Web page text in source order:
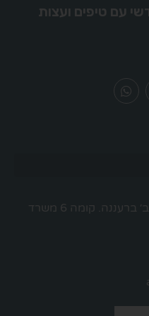
עם טיפים ועצות
בית מנצור 2, רחוב הנופר 2 ב׳ ברעננה. קומה 6 משרד